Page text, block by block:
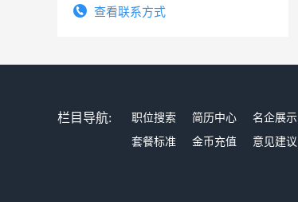
勤快的四五十，每天挣零花钱没问题！
查看联系方式
栏目导航: 职位搜索 简历中心 名企展示
套餐标准
金币充值 意见建议